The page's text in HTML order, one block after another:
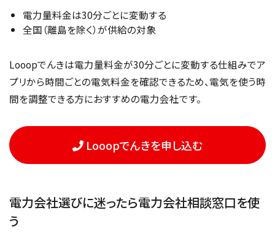
電力量料金は30分ごとに変動する
全国（離島を除く）が供給の対象
Looopでんきは電力量料金が30分ごとに変動する仕組みでア
プリから時間ごとの電気料金を確認できるため、電気を使う時
間を調整できる方におすすめの電力会社です。
Looopでんきを申し込む
電力会社選びに迷ったら電力会社相談窓口を使
う